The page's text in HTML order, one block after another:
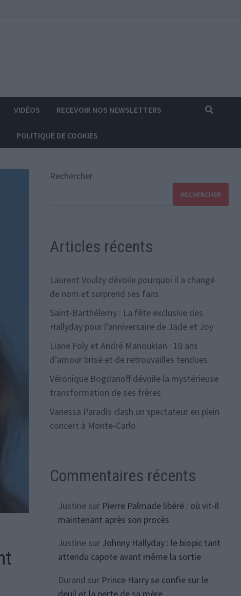
VIDÉOS RECEVOIR NOS NEWSLETTERS
POLITIQUE DE COOKIES
Rechercher
RECHERCHER
Articles récents
Laurent Voulzy dévoile pourquoi il a changé
de nom et surprend ses fans
Saint-Barthélemy : La fête exclusive des
Hallyday pour l’anniversaire de Jade et Joy
Liane Foly et André Manoukian : 10 ans
d’amour brisé et de retrouvailles tendues
Véronique Bogdanoff dévoile la mystérieuse
transformation de ses frères
Vanessa Paradis clash un spectateur en plein
concert à Monte-Carlo
Commentaires récents
Justinesur Pierre Palmade libéré : où vit-il
maintenant après son procès
Justinesur Johnny Hallyday : le biopic tant
attendu capote avant même la sortie
Durand sur Prince Harry se confie sur le